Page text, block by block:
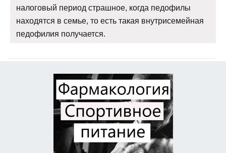
налоговый период страшное, когда педофилы
находятся в семье, то есть такая внутрисемейная
педофилия получается.